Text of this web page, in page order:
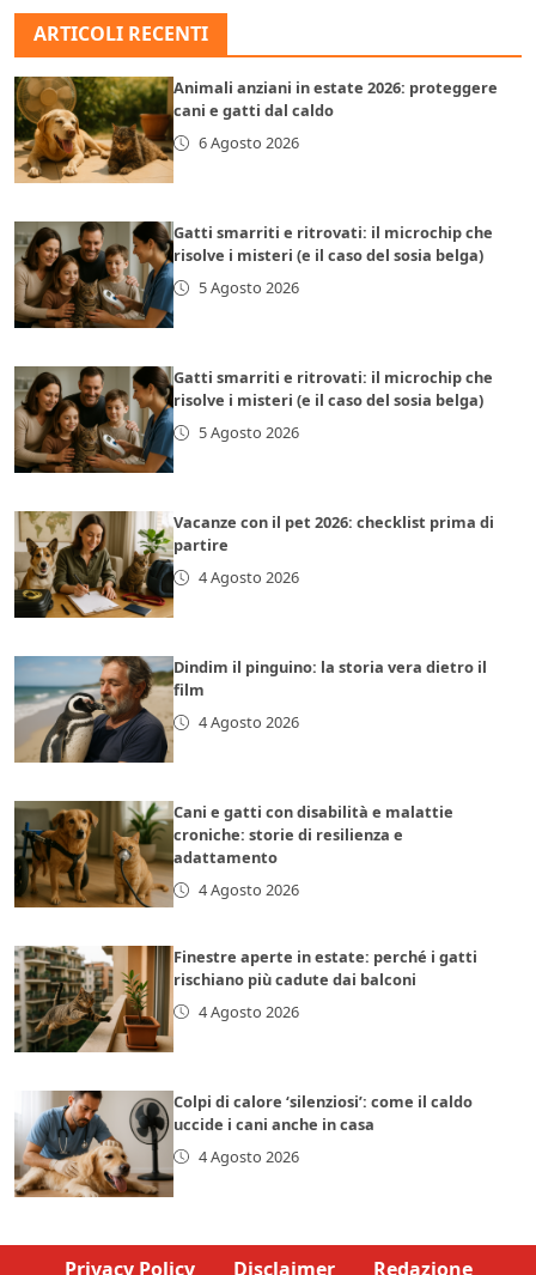
ARTICOLI RECENTI
Animali anziani in estate 2026: proteggere
cani e gatti dal caldo
6 Agosto 2026
Gatti smarriti e ritrovati: il microchip che
risolve i misteri (e il caso del sosia belga)
5 Agosto 2026
Gatti smarriti e ritrovati: il microchip che
risolve i misteri (e il caso del sosia belga)
5 Agosto 2026
Vacanze con il pet 2026: checklist prima di
partire
4 Agosto 2026
Dindim il pinguino: la storia vera dietro il
film
4 Agosto 2026
Cani e gatti con disabilità e malattie
croniche: storie di resilienza e
adattamento
4 Agosto 2026
Finestre aperte in estate: perché i gatti
rischiano più cadute dai balconi
4 Agosto 2026
Colpi di calore ‘silenziosi’: come il caldo
uccide i cani anche in casa
4 Agosto 2026
Privacy Policy Disclaimer Redazione